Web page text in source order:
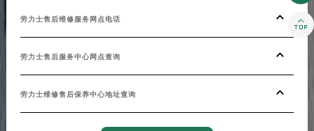
劳力士售后维修服务网点电话
劳力士售后服务中心网点查询
劳力士维修售后保养中心地址查询
